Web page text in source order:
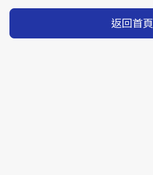
返回首頁